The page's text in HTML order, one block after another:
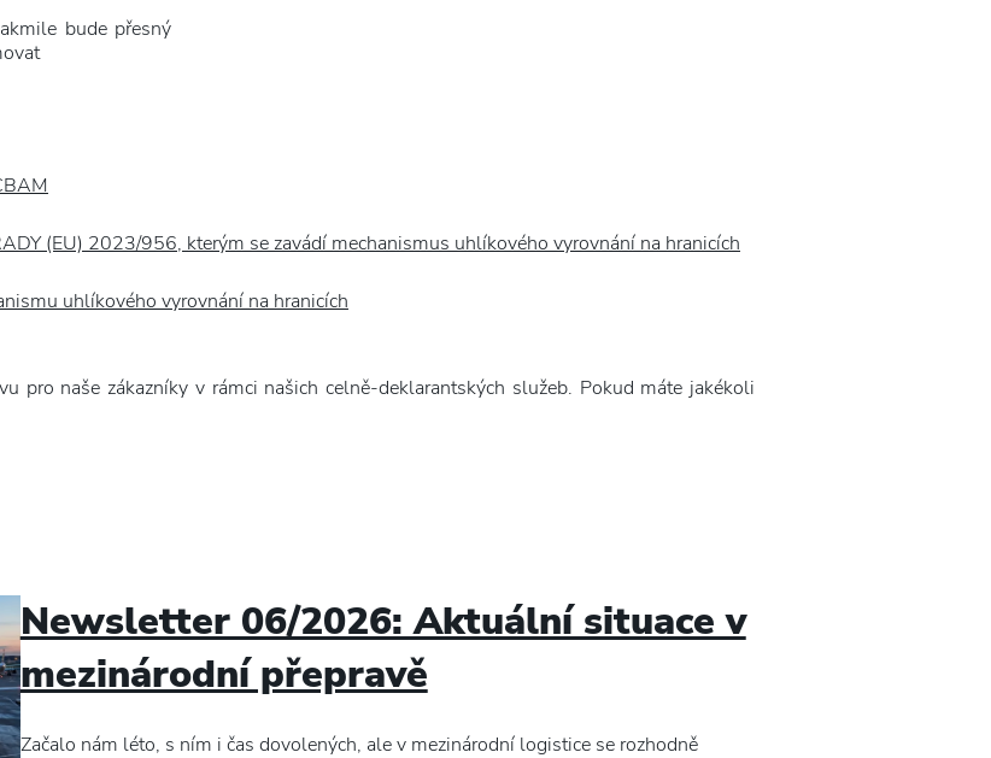
bude přesný
(EU) 2023/956, kterým se zavádí mechanismus uhlíkového vyrovnání na hranicích
uhlíkového vyrovnání na hranicích
pro naše zákazníky v rámci našich celně-deklarantských služeb. Pokud máte jakékoli
Newsletter 06/2026: Aktuální situace v
mezinárodní přepravě
Začalo nám léto, s ním i čas dovolených, ale v mezinárodní logistice se rozhodně